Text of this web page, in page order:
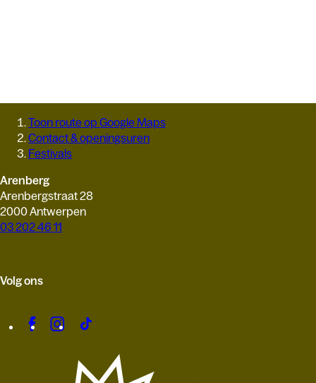
Toon route op Google Maps
Contact & openingsuren
Festivals
Arenberg
Arenbergstraat 28
2000 Antwerpen
03 202 46 11
Volg ons